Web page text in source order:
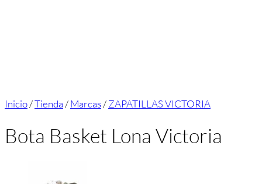
Inicio/Tienda/Marcas/ZAPATILLAS VICTORIA
Bota Basket Lona Victoria